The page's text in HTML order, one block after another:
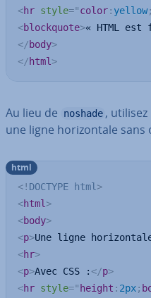
<hr style="color: yellow;
<blockquote>« HTML
</body>
</html >
Au lieu de noshade ,
une ligne ho­ri­zon­tale sans
<! DOCTYPE html >
<html >
<body>
<p>Une ligne
<hr>
<p>Avec CSS : </p>
<hr style=" height : 2px;
html